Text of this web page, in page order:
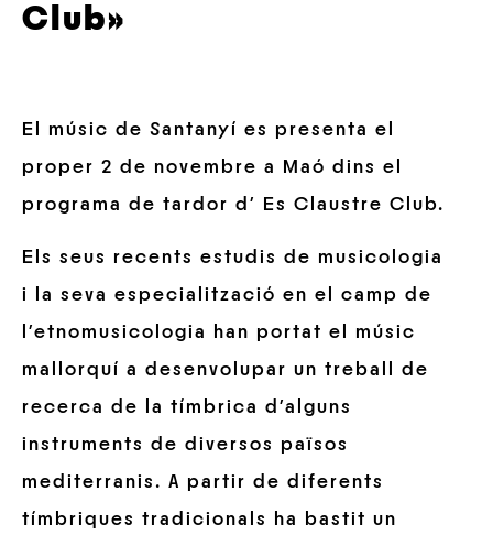
Club»
El músic de Santanyí es presenta el
proper 2 de novembre a Maó dins el
programa de tardor d’ Es Claustre Club.
Els seus recents estudis de musicologia
i la seva especialització en el camp de
l’etnomusicologia han portat el músic
mallorquí a desenvolupar un treball de
recerca de la tímbrica d’alguns
instruments de diversos països
mediterranis. A partir de diferents
tímbriques tradicionals ha bastit un